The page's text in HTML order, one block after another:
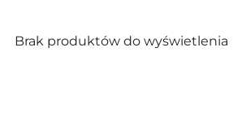
Brak produktów do wyświetlenia